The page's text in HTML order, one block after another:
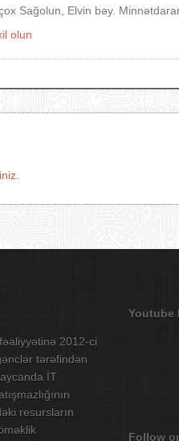
Sağolun, Elvin bəy.
olun
2012-ci
tərəfindən
İT
resursların
Youtube
Follow